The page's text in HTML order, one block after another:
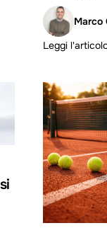
Marco
Leggi